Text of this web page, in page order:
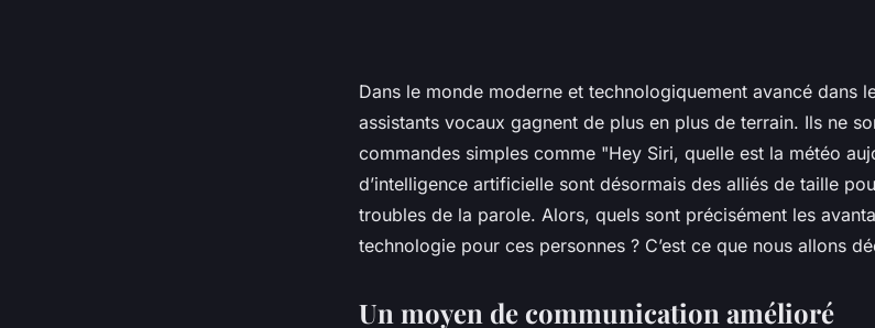
Dans le monde moderne et technologiquement avancé dans
assistants vocaux gagnent de plus en plus de terrain. Ils ne
commandes simples comme "Hey Siri, quelle est la météo
d’intelligence artificielle sont désormais des alliés de taille
troubles de la parole. Alors, quels sont précisément les
technologie pour ces personnes ? C’est ce que nous allons
Un moyen de communication amélioré